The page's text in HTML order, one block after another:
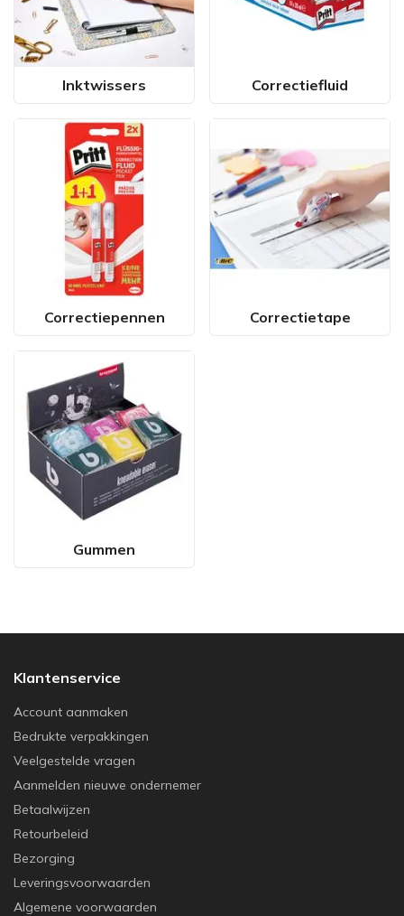
Inktwissers Correctiefluid
Correctiepennen Correctietape
Gummen
Klantenservice
Account aanmaken
Bedrukte verpakkingen
Veelgestelde vragen
Aanmelden nieuwe ondernemer
Betaalwijzen
Retourbeleid
Bezorging
Leveringsvoorwaarden
Algemene voorwaarden